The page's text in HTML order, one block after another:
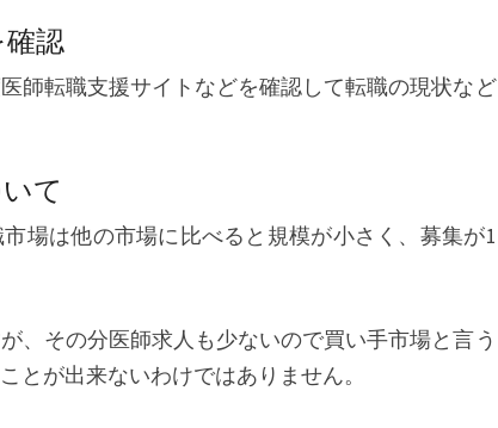
認
師転職支援サイトなどを確認して転職の現状など
て
場は他の市場に比べると規模が小さく、募集が1
、その分医師求人も少ないので買い手市場と言う
とが出来ないわけではありません。